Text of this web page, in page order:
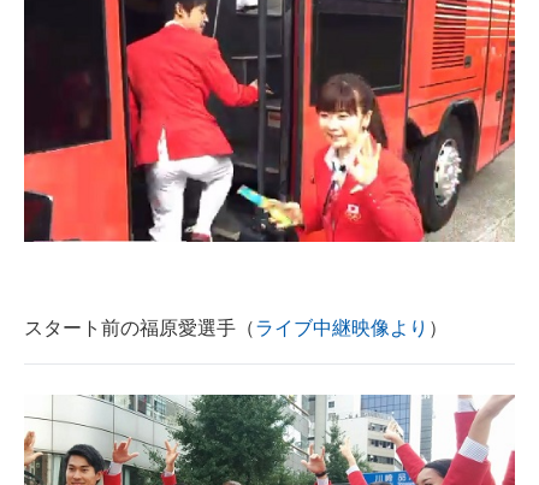
ビジネスと働き方のヒント
AI活用のいまが分かる
企業ITのトレンドを詳説
経営リーダーのコミュニティ
マーケ×ITの今がよく分かる
IT製品の技術・比較・事例
製造業のIT導入・活用を支援
スタート前の福原愛選手（ライブ中継映像より ）